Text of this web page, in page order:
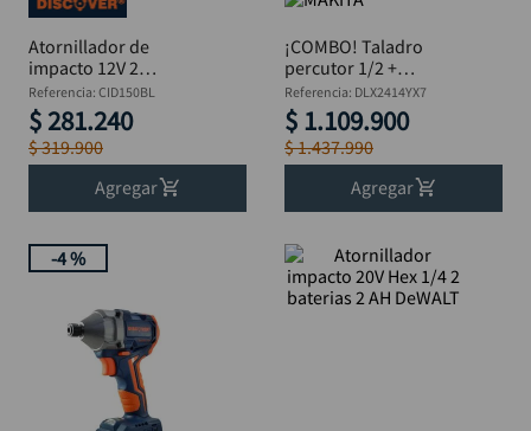
Atornillador de
impacto 12V 2
baterías 2Ah
Brushless Estuche
Discover
Referencia: CID150BL
$ 281.240
$319.900
Agregar
¡COMBO! Taladro
percutor 1/2 +
Atornillador de
impacto 18V MAKITA
DLX2414YX7
Referencia: DLX2414YX7
$ 1.109.900
$1.437.990
Agregar
-4 %